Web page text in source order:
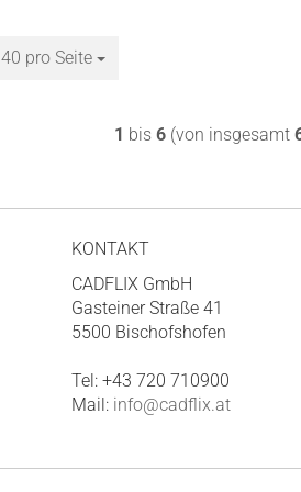
40 pro Seite
pro Seite
1 bis 6(von insgesamt
KONTAKT
CADFLIX GmbH
Gasteiner Straße 41
5500 Bischofshofen
Tel: +43 720 710900
Mail: info@cadflix.at